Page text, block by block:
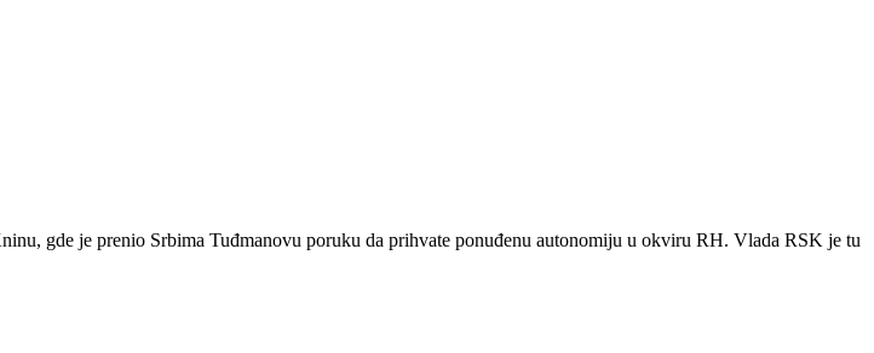
gde je prenio Srbima Tuđmanovu poruku da prihvate ponuđenu autonomiju u okviru RH. Vlada RSK je tu